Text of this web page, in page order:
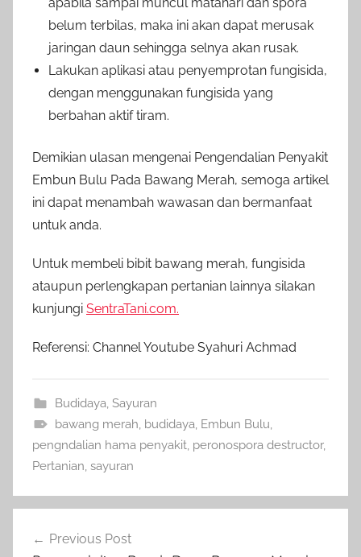
belum terbilas, maka ini akan dapat merusak
jaringan daun sehingga selnya akan rusak.
Lakukan aplikasi atau penyemprotan fungisida,
dengan menggunakan fungisida yang
berbahan aktif tiram.
Demikian ulasan mengenai Pengendalian Penyakit
Embun Bulu Pada Bawang Merah, semoga artikel
ini dapat menambah wawasan dan bermanfaat
untuk anda.
Untuk membeli bibit bawang merah, fungisida
ataupun perlengkapan pertanian lainnya silakan
kunjungi SentraTani.com.
Referensi: Channel Youtube Syahuri Achmad
Budidaya, Sayuran
bawang merah, budidaya, Embun Bulu,
pengndalian hama penyakit, peronospora destructor,
Pertanian, sayuran
pos
Previous Post